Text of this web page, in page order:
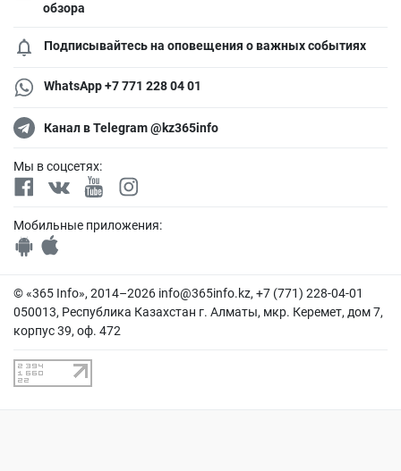
обзора
Подписывайтесь на оповещения о важных событиях
WhatsApp +7 771 228 04 01
Канал в Telegram @kz365info
Мы в соцсетях:
Мобильные приложения:
© «365 Info», 2014–2026 info@365info.kz, +7 (771) 228-04-01
050013, Республика Казахстан г. Алматы, мкр. Керемет, дом 7,
корпус 39, оф. 472